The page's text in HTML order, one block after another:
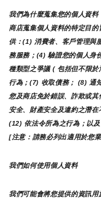
我們為什麼蒐集您的個人資料
商店蒐集個人資料的特定目
供：(1) 消費者、客戶管理與
務服務；(4) 驗證您的個人身
種類型之爭議 ( 包括但不限
行為；(7) 收取債務； (8) 通
您及商店免於錯誤、詐欺或
安全、財產安全及違約之潛
(12) 依法令所為之行為；以
[注意：請務必列出適用於您
我們如何使用個人資料
我們可能會將您提供的資訊用